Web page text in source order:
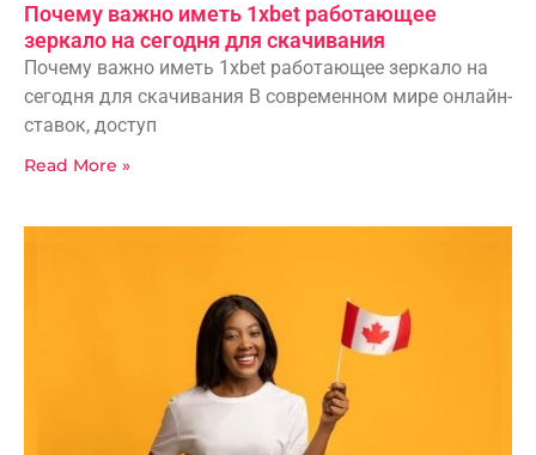
Почему важно иметь 1xbet работающее
зеркало на сегодня для скачивания
Почему важно иметь 1xbet работающее зеркало на
сегодня для скачивания В современном мире онлайн-
ставок, доступ
Read More »